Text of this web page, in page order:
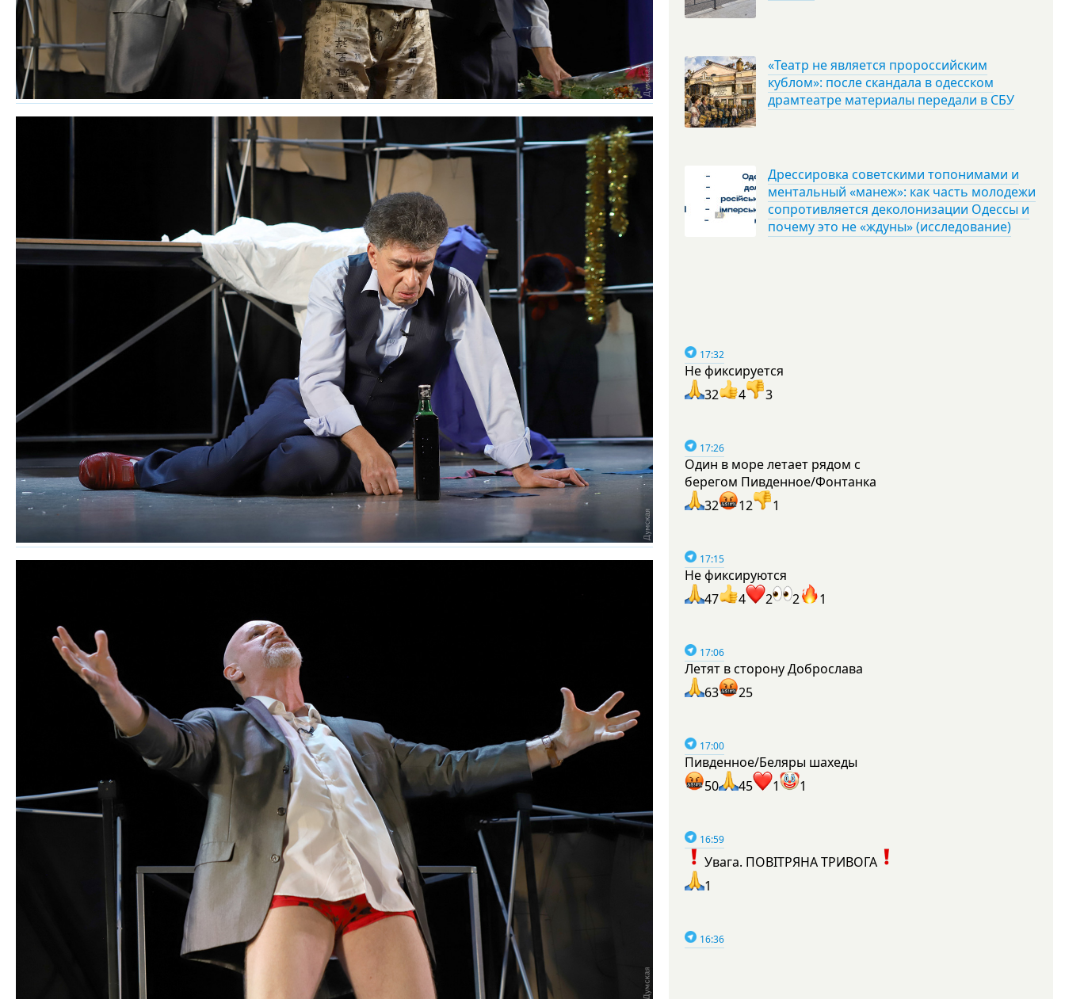
«Театр не является пророссийским
кублом»: после скандала в одесском
драмтеатре материалы передали в СБУ
Дрессировка советскими топонимами и
ментальный «манеж»: как часть молодежи
сопротивляется деколонизации Одессы и
почему это не «ждуны» (исследование)
17:32
Не фиксируется
32
4 3
17:26
Один в море летает рядом с
берегом Пивденное/Фонтанка
32
12 1
17:15
Не фиксируются
47
4 2 2 1
17:06
Летят в сторону Доброслава
63
25
17:00
Пивденное/Беляры шахеды
50
45 1 1
16:59
Увага. ПОВІТРЯНА ТРИВОГА
1
16:36